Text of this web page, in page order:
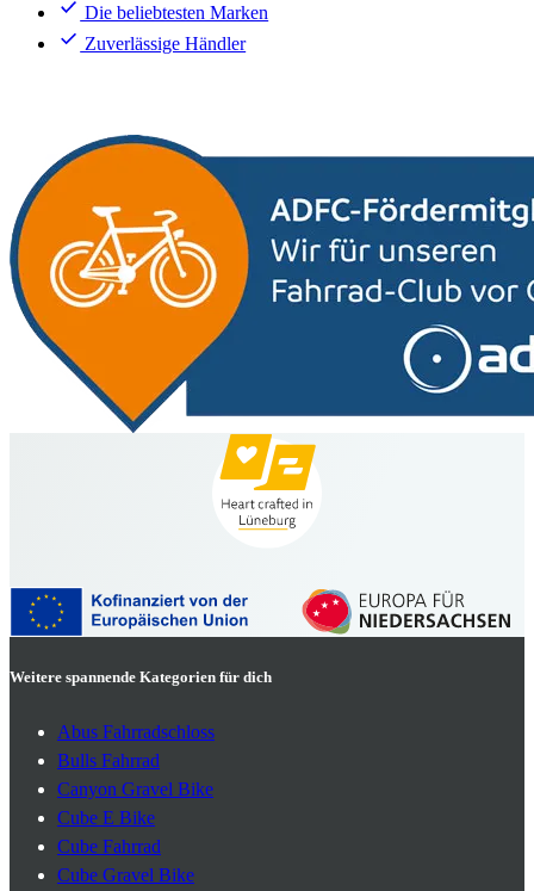
Die beliebtesten Marken
Zuverlässige Händler
Weitere spannende Kategorien für dich
Abus Fahrradschloss
Bulls Fahrrad
Canyon Gravel Bike
Cube E Bike
Cube Fahrrad
Cube Gravel Bike